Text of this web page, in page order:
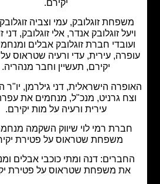
זוגלובק, עמי וצביה זוגלובק, הנרי
זוגלובק אנדר, אלי זוגלובק, דני זוגלובק
חברת זוגלובק אבלים ומנחמים את
עירית, עדי ורעיה שטראוס על פטירת
יקירם, תעשיין וחבר מנהריה.
הישראלית, דני גילרמן, יו"ר ההנהלה,
גרניט, מנכ"ל, מנחמים את עפרה, עדי,
עירית ורעיה על מות יקירם.
רמי לוי שיווק השקמה מנחמת את
משפחת שטראוס על פטירת יקירם.
דנה ומתי כוכבי אבלים ומנחמים
משפחת שטראוס על פטירת יקירם.